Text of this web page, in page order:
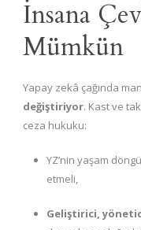
İnsana
Mümkün
Yapay zekâ çağında
değiştiriyor. Kast ve
ceza hukuku:
YZ’nin yaşam
etmeli,
Geliştirici,